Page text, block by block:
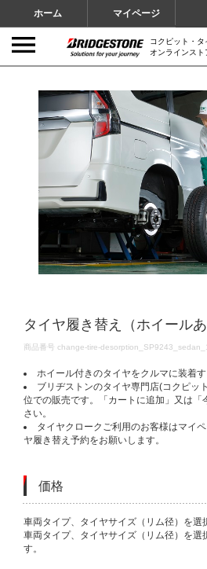
ホーム マイページ
コクピット・
オンラインスト
タイヤ履き替え（ホイール
DETAILS
商品番号 change-tire-
ホイール付きのタイヤをクルマに装着す
ブリヂストンのタイヤ専門店(コクピッ
位での販売です。「カートに追加」又は「
さい。
タイヤクロークご利用のお客様はマイ
ヤ履き替え予約をお願いします。
価格
VARIATIONS
車両タイプ、タイヤサイズ（リム径）を選
車両タイプ、タイヤサイズ（リム径）を選
す。